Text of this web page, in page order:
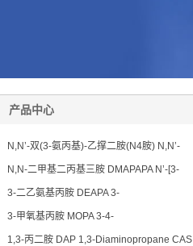
产品中心
N,N’-双(3-氨丙基)-乙撑二胺(N4胺) N,N’-
Bis(3-aminopropyl)-ethylenediamine CAS
No10563-26-5
N,N-二甲基二丙基三胺 DMAPAPA N’-[3-
(dimethylamino)propyllpropane-1,3-
diamine CAS No10563-29-8
3-二乙氨基丙胺 DEAPA 3-
(Diethylamino)propylamine CAS No 104-
3-甲氧基丙胺 MOPA 3-4-
Methoxypropylamine CAS No 5332-73-0
1,3-丙二胺 DAP 1,3-Diaminopropane CAS